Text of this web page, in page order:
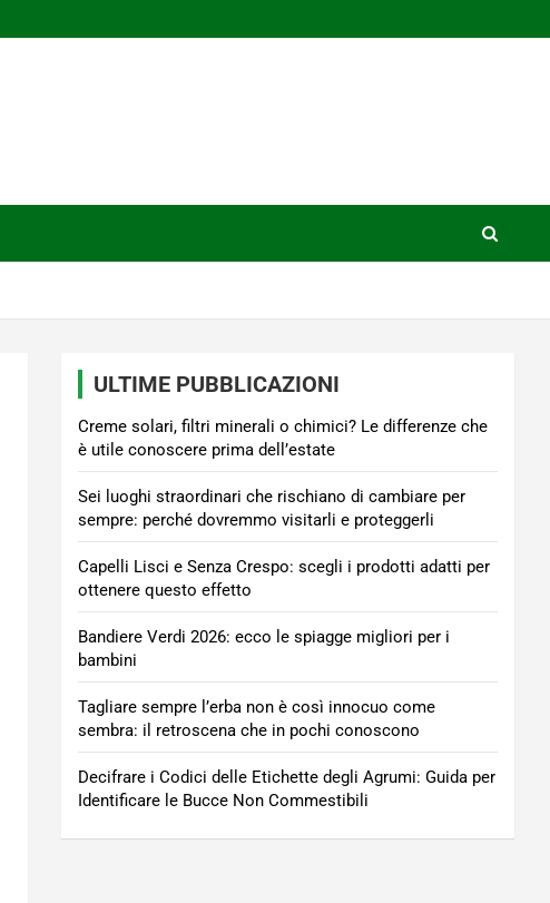
ULTIME PUBBLICAZIONI
Creme solari, filtri minerali o chimici? Le differenze che
è utile conoscere prima dell’estate
Sei luoghi straordinari che rischiano di cambiare per
sempre: perché dovremmo visitarli e proteggerli
Capelli Lisci e Senza Crespo: scegli i prodotti adatti per
ottenere questo effetto
Bandiere Verdi 2026: ecco le spiagge migliori per i
bambini
Tagliare sempre l’erba non è così innocuo come
sembra: il retroscena che in pochi conoscono
Decifrare i Codici delle Etichette degli Agrumi: Guida per
Identificare le Bucce Non Commestibili